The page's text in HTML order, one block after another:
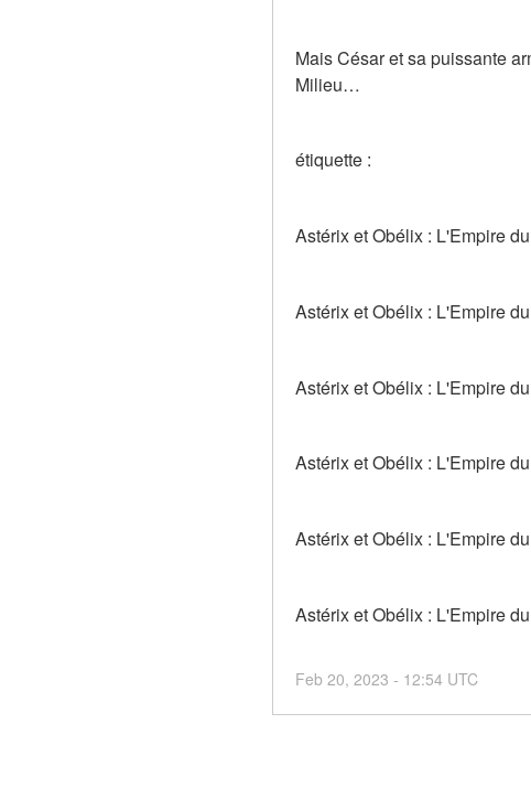
Mais César et sa puissante
Milieu…
étiquette :
Astérix et Obélix : L'Empire
Astérix et Obélix : L'Empire
Astérix et Obélix : L'Empire
Astérix et Obélix : L'Empire
Astérix et Obélix : L'Empire
Astérix et Obélix : L'Empire
Feb 20, 2023 - 12:54 UTC